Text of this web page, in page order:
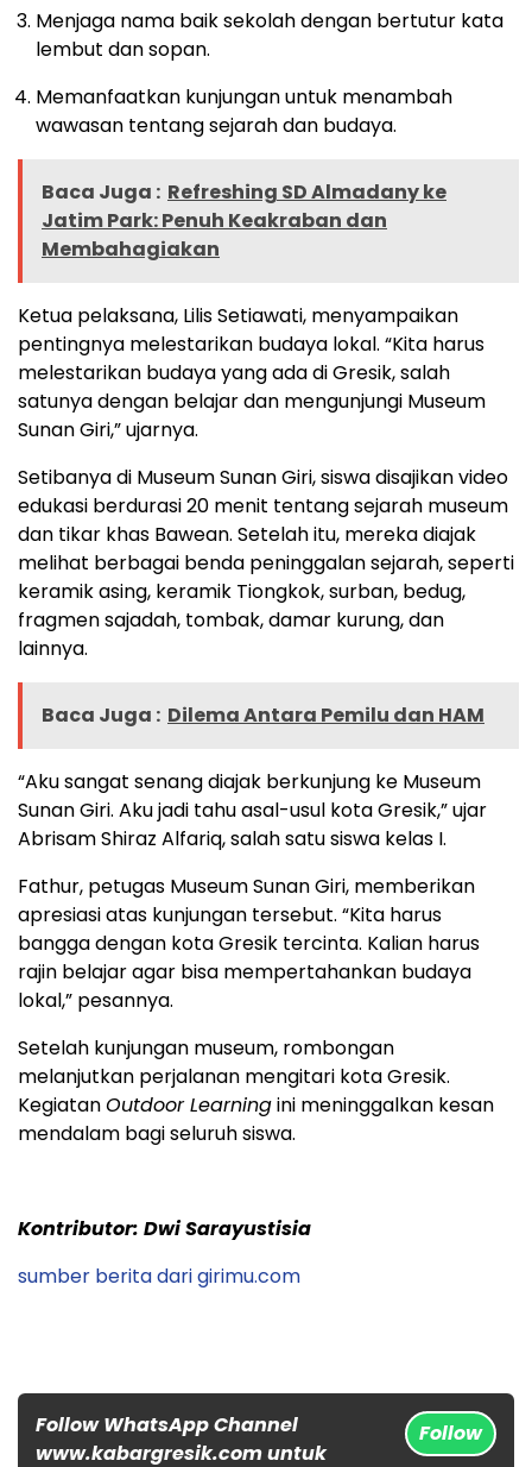
Menjaga nama baik sekolah dengan bertutur kata
lembut dan sopan.
Memanfaatkan kunjungan untuk menambah
wawasan tentang sejarah dan budaya.
Baca Juga : Refreshing SD Almadany ke
Jatim Park: Penuh Keakraban dan
Membahagiakan
Ketua pelaksana, Lilis Setiawati, menyampaikan
pentingnya melestarikan budaya lokal. “Kita harus
melestarikan budaya yang ada di Gresik, salah
satunya dengan belajar dan mengunjungi Museum
Sunan Giri,” ujarnya.
Setibanya di Museum Sunan Giri, siswa disajikan video
edukasi berdurasi 20 menit tentang sejarah museum
dan tikar khas Bawean. Setelah itu, mereka diajak
melihat berbagai benda peninggalan sejarah, seperti
keramik asing, keramik Tiongkok, surban, bedug,
fragmen sajadah, tombak, damar kurung, dan
lainnya.
Baca Juga : Dilema Antara Pemilu dan HAM
“Aku sangat senang diajak berkunjung ke Museum
Sunan Giri. Aku jadi tahu asal-usul kota Gresik,” ujar
Abrisam Shiraz Alfariq, salah satu siswa kelas I.
Fathur, petugas Museum Sunan Giri, memberikan
apresiasi atas kunjungan tersebut. “Kita harus
bangga dengan kota Gresik tercinta. Kalian harus
rajin belajar agar bisa mempertahankan budaya
lokal,” pesannya.
Setelah kunjungan museum, rombongan
melanjutkan perjalanan mengitari kota Gresik.
KegiatanOutdoor Learningini meninggalkan kesan
mendalam bagi seluruh siswa.
Kontributor: Dwi Sarayustisia
sumber berita dari girimu.com
Follow WhatsApp Channel
www.kabargresik.com untuk
Follow